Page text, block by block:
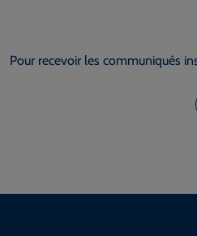
Pour recevoir les communiqués